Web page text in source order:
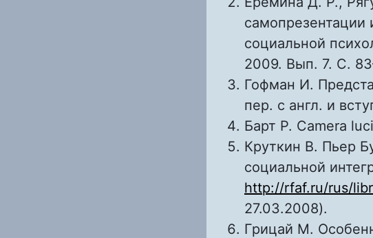
социальной
2009. Вып. 7. С.
Гофман И.
пер. с англ. и
Барт Р. Camera
Круткин В. Пьер
социальной
http://rfaf.ru/rus/
27.03.2008).
Грицай М.